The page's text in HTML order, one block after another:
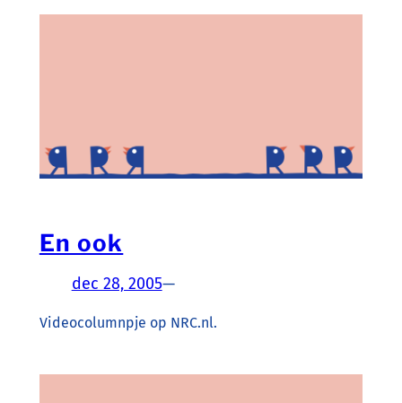
En ook
dec 28, 2005—
Videocolumnpje op NRC.nl.